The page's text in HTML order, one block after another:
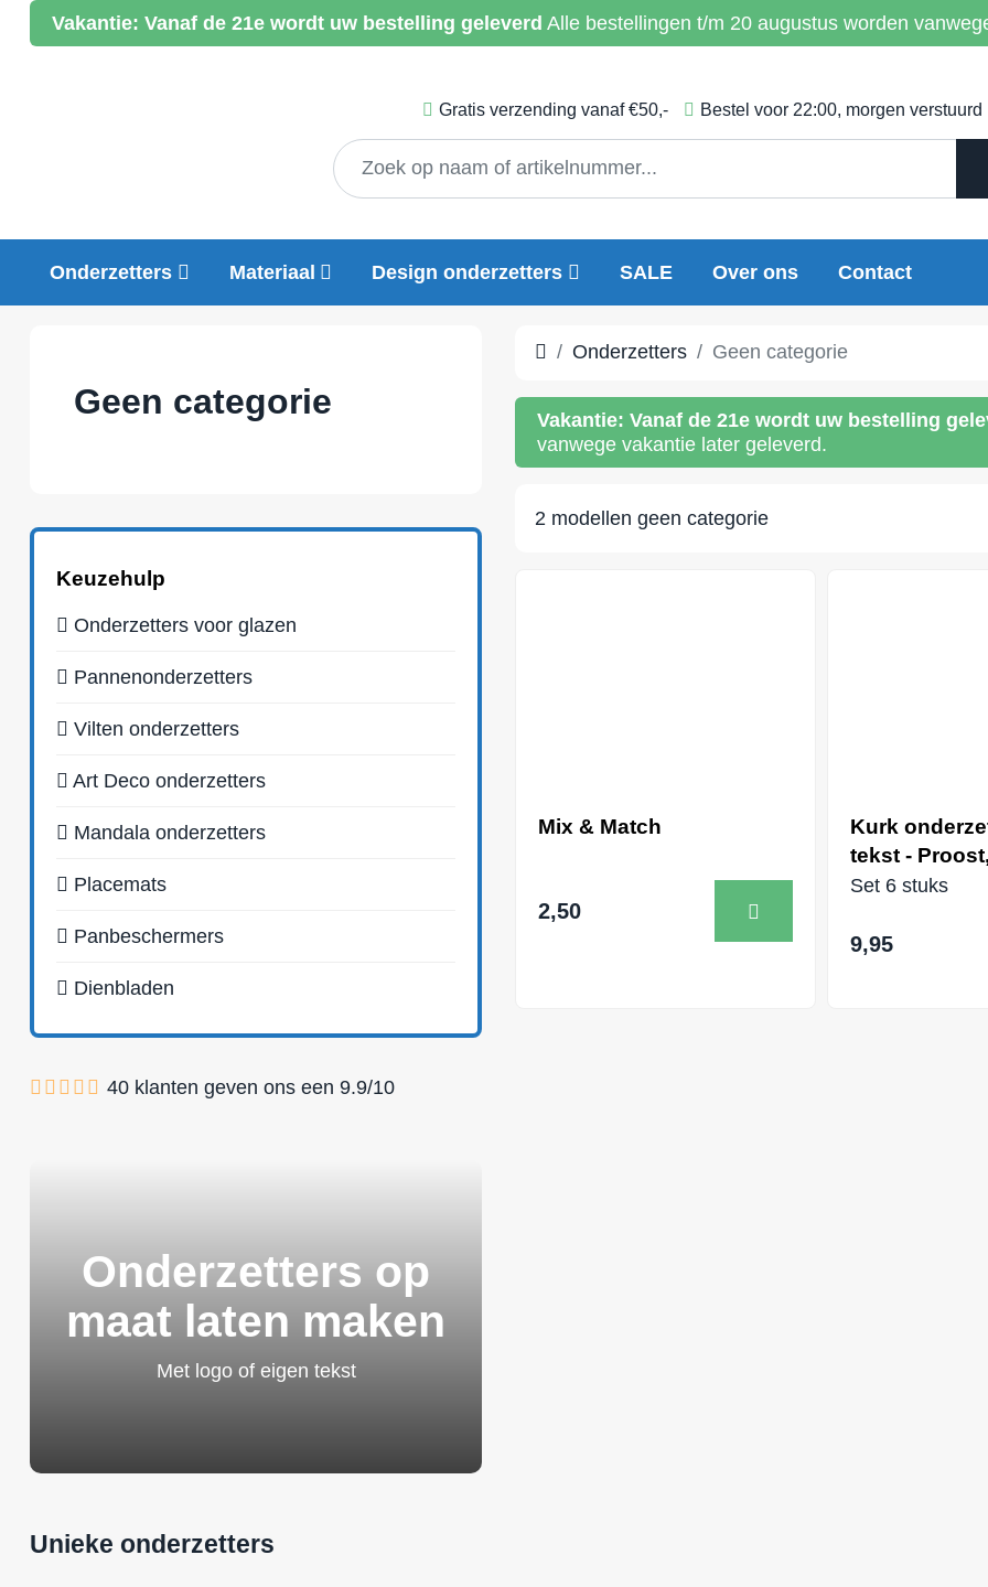
Vakantie: Vanaf de 21e wordt uw bestelling geleverd Alle bestellingen t/m 20 augustus worden
Gratis verzending vanaf €50,- Bestel voor 22:00, morgen verstuurd
Onderzetters Materiaal Design onderzetters SALE Over ons Contact
Onderzetters Geen categorie
Vakantie: Vanaf de 21e wordt uw bestelling
vanwege vakantie later geleverd.
2 modellen geen categorie
Mix & Match
2,50
Kurk
tekst -
Set 6 stuks
9,95
Geen categorie
Keuzehulp
Onderzetters voor glazen
Pannenonderzetters
Vilten onderzetters
Art Deco onderzetters
Mandala onderzetters
Placemats
Panbeschermers
Dienbladen
40 klanten geven ons een 9.9/10
Onderzetters op
maat laten maken
Met logo of eigen tekst
Unieke onderzetters